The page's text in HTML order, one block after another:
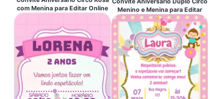
com Menina para Editar Online
Menino e Menina para Editar